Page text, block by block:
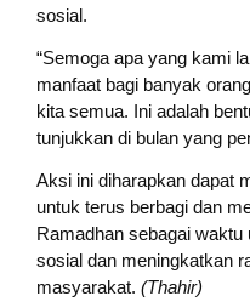
sosial.
“Semoga apa yang kami
manfaat bagi banyak
kita semua. Ini adalah
tunjukkan di bulan yang
Aksi ini diharapkan dapat
untuk terus berbagi dan
Ramadhan sebagai
sosial dan meningkatkan
masyarakat. (Thahir)